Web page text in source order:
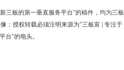
三板的第一垂直服务平台"的稿件，均为三板
；授权转载必须注明来源为"三板富 | 专注于
台"的电头。